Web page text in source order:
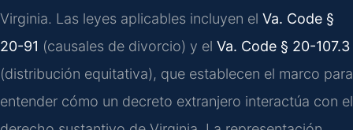
Virginia. Las leyes aplicables incluyen el Va. Code §
20-91 (causales de divorcio) y el Va. Code § 20-107.3
(distribución equitativa), que establecen el marco para
entender cómo un decreto extranjero interactúa con el